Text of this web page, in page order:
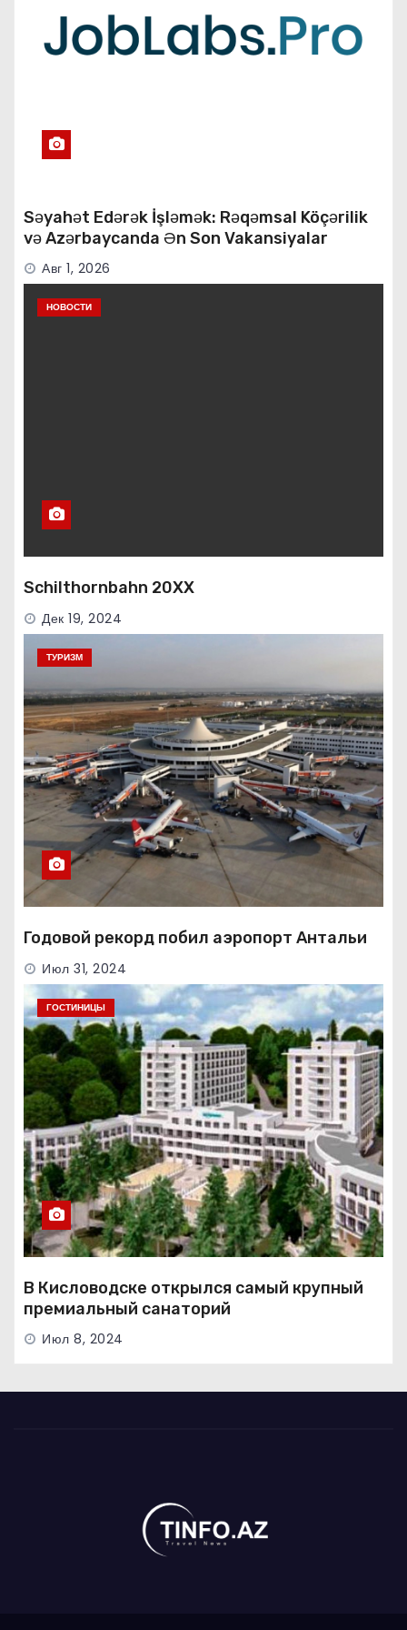
Səyahət Edərək İşləmək: Rəqəmsal Köçərilik
və Azərbaycanda Ən Son Vakansiyalar
Авг 1, 2026
НОВОСТИ
Schilthornbahn 20XX
Дек 19, 2024
ТУРИЗМ
Годовой рекорд побил аэропорт Антальи
Июл 31, 2024
ГОСТИНИЦЫ
В Кисловодске открылся самый крупный
премиальный санаторий
Июл 8, 2024